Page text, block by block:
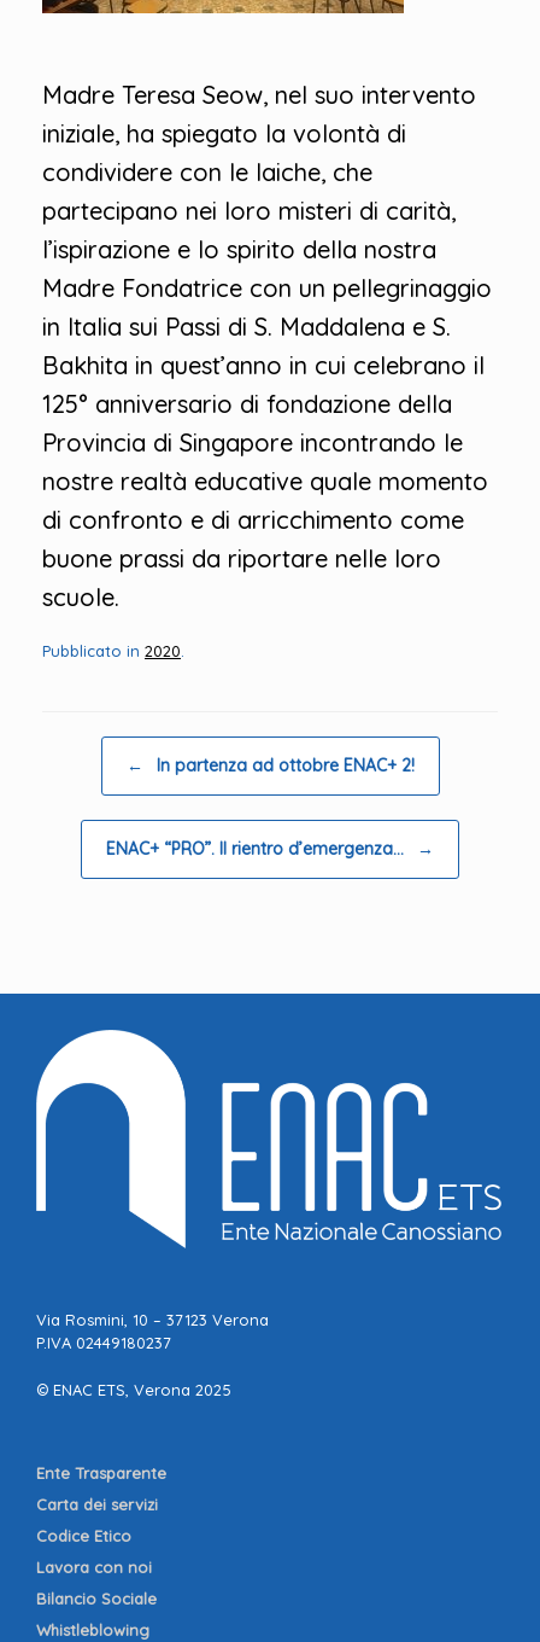
Madre Teresa Seow, nel suo intervento
iniziale, ha spiegato la volontà di
condividere con le laiche, che
partecipano nei loro misteri di carità,
l’ispirazione e lo spirito della nostra
Madre Fondatrice con un pellegrinaggio
in Italia sui Passi di S. Maddalena e S.
Bakhita in quest’anno in cui celebrano il
125° anniversario di fondazione della
Provincia di Singapore incontrando le
nostre realtà educative quale momento
di confronto e di arricchimento come
buone prassi da riportare nelle loro
scuole.
Pubblicato in 2020
← In partenza ad ottobre ENAC+ 2!
ENAC+ “PRO”. Il rientro d’emergenza… →
Via Rosmini, 10 – 37123 Verona
P.IVA 02449180237
© ENAC ETS, Verona 2025
Ente Trasparente
Carta dei servizi
Codice Etico
Lavora con noi
Bilancio Sociale
Whistleblowing